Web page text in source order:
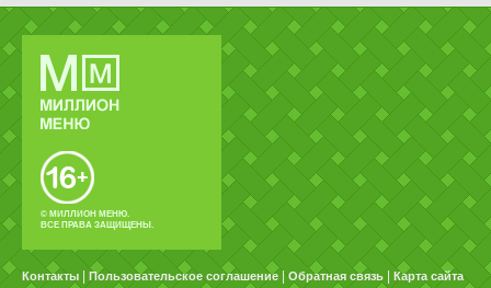
© МИЛЛИОН МЕНЮ.
ВСЕ ПРАВА ЗАЩИЩЕНЫ.
Контакты Пользовательское соглашение Обратная связь Карта сайта